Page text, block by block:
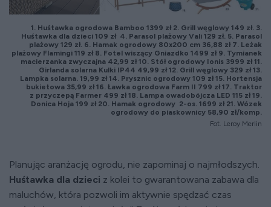
1. Huśtawka ogrodowa Bamboo 1399 zł 2. Grill węglowy 149 zł. 3.
Huśtawka dla dzieci 109 zł 4. Parasol plażowy Vali 129 zł. 5. Parasol
plażowy 129 zł. 6. Hamak ogrodowy 80x200 cm 36,88 zł 7. Leżak
plażowy Flamingi 119 zł 8. Fotel wiszący Gniazdko 1499 zł 9. Tymianek
macierzanka zwyczajna 42,99 zł 10. Stół ogrodowy Ionis 3999 zł 11.
Girlanda solarna Kulki IP44 49,99 zł 12. Grill węglowy 329 zł 13.
Lampka solarna. 19,99 zł 14. Prysznic ogrodowy 109 zł 15. Hortensja
bukietowa 35,99 zł 16. Ławka ogrodowa Farm II 799 zł 17. Traktor
z przyczepą Farmer 499 zł 18. Lampa owadobójcza LED 115 zł 19.
Donica Hoja 199 zł 20. Hamak ogrodowy 2-os. 1699 zł 21. Wózek
ogrodowy do piaskownicy 58,90 zł/komp.
Fot. Leroy Merlin
Planując aranżację ogrodu, nie zapominaj o najmłodszych.
Huśtawka dla dzieci z kolei to gwarantowana zabawa dla
maluchów, która pozwoli im aktywnie spędzać czas